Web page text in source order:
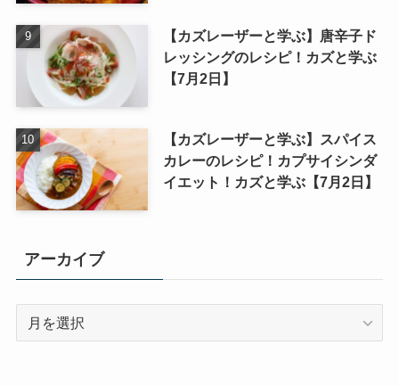
【カズレーザーと学ぶ】唐辛子ド
レッシングのレシピ！カズと学ぶ
【7月2日】
【カズレーザーと学ぶ】スパイス
カレーのレシピ！カプサイシンダ
イエット！カズと学ぶ【7月2日】
アーカイブ